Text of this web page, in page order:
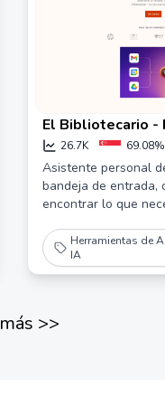
El Bibliotecario -
con tu propio
de IA
26.7K 69.08%
Asistente personal
bandeja de entrada,
encontrar lo que
Herramientas de
IA
>>